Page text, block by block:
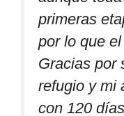
primeras
por lo que
Gracias por
refugio y mi
con 120